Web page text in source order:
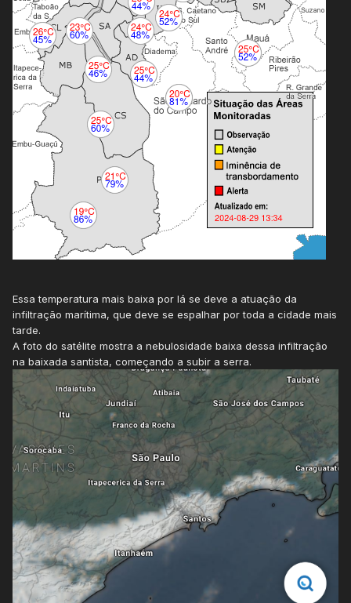
Essa temperatura mais baixa por lá se deve a atuação da
infiltração marítima, que deve se espalhar por toda a cidade mais
tarde.
A foto do satélite mostra a nebulosidade baixa dessa infiltração
na baixada santista, começando a subir a serra.